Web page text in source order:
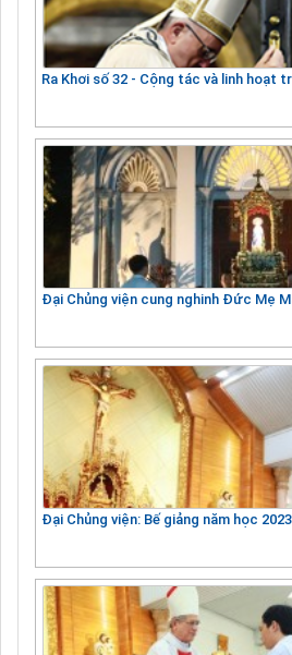
Ra Khơi số 32 - Cộng tác và linh hoạt
Đại Chủng viện cung nghinh Đức Mẹ
Đại Chủng viện: Bế giảng năm học